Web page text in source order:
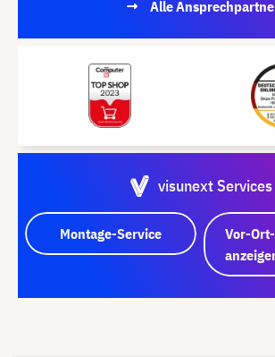
Alle
visunext Services
Montage-Service
Vor-